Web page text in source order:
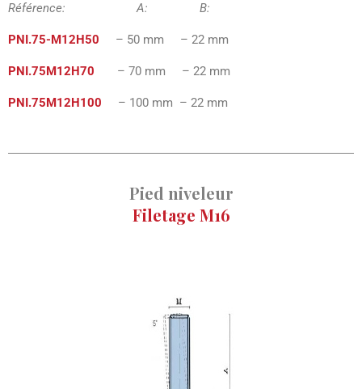
Référence: A: B:
PNI.75-M12H50 – 50 mm – 22 mm
PNI.75M12H70 – 70 mm – 22 mm
PNI.75M12H100 – 100 mm – 22 mm
Pied niveleur
Filetage M16